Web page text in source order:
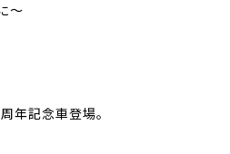
～
年記念車登場。